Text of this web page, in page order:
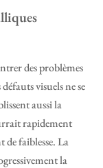
des problèmes
visuels ne se
aussi la
rapidement
faiblesse. La
la